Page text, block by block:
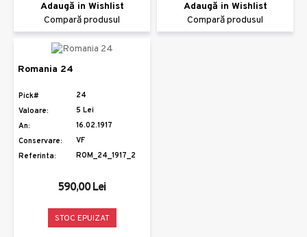
Adaugă in Wishlist
Compară produsul
Adaugă in Wishlist
Compară produsul
Romania 24
Pick#
24
Valoare:
5 Lei
An:
16.02.1917
Conservare:
VF
Referinta:
ROM_24_1917_2
590,00 Lei
STOC EPUIZAT